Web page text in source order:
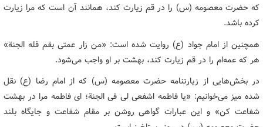
که حضرت معصومه (س) را در قم زیارت کند، همانند آن است که مرا زیارت
کرده باشد.
همچنین از امام جواد (ع) روایت شده است: «من زار عمتی بقم فله الجنة»
هر که عمه‌ام را در قم زیارت کند، بهشت بر او واجب می‌شود.
در بخش‌هایی از زیارتنامه حضرت معصومه (س) که از امام رضا (ع) نقل
شده میز می‌خوانیم: «یا فاطمه اشفعی لی فی الجنة؛ ای فاطمه مرا در بهشت
شفاعت کن» و این عبارات گواهی روشن بر مقام شفاعت و جایگاه بلند